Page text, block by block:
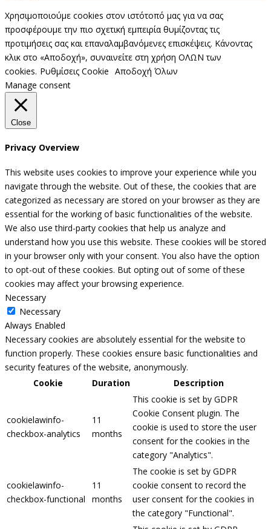
Χρησιμοποιούμε cookies στον ιστότοπό μας για να σας
προσφέρουμε την πιο σχετική εμπειρία θυμίζοντας τις
προτιμήσεις σας και επαναλαμβανόμενες επισκέψεις. Κάνοντας
κλικ στο «Αποδοχή», συναινείτε στη χρήση ΟΛΩΝ των
cookies. Ρυθμίσεις Cookie Αποδοχή Όλων
Manage consent
Close
Privacy Overview
This website uses cookies to improve your experience while you
navigate through the website. Out of these, the cookies that are
categorized as necessary are stored on your browser as they are
essential for the working of basic functionalities of the website.
We also use third-party cookies that help us analyze and
understand how you use this website. These cookies will be stored
in your browser only with your consent. You also have the option
to opt-out of these cookies. But opting out of some of these
cookies may affect your browsing experience.
Necessary
Necessary
Always Enabled
Necessary cookies are absolutely essential for the website to
function properly. These cookies ensure basic functionalities and
security features of the website, anonymously.
Cookie
Duration Description
cookielawinfo-
checkbox-analytics
11
months
This cookie is set by GDPR
Cookie Consent plugin. The
cookie is used to store the user
consent for the cookies in the
category "Analytics".
cookielawinfo-
checkbox-functional
11
months
The cookie is set by GDPR
cookie consent to record the
user consent for the cookies in
the category "Functional".